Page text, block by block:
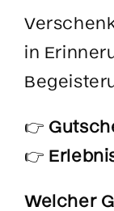
in
👉
👉
Welcher